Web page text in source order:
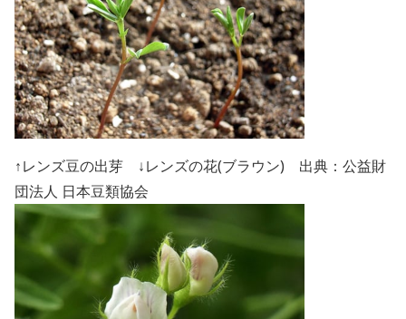
↑レンズ豆の出芽 ↓レンズの花(ブラウン) 出典：公益財
団法人 日本豆類協会